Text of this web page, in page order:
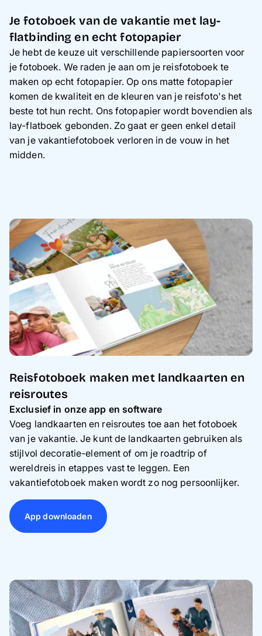
Je fotoboek van de vakantie met lay-
flatbinding en echt fotopapier
Je hebt de keuze uit verschillende papiersoorten voor
je fotoboek. We raden je aan om je reisfotoboek te
maken op echt fotopapier. Op ons matte fotopapier
komen de kwaliteit en de kleuren van je reisfoto's het
beste tot hun recht. Ons fotopapier wordt bovendien als
lay-flatboek gebonden. Zo gaat er geen enkel detail
van je vakantiefotoboek verloren in de vouw in het
midden.
Reisfotoboek maken met landkaarten en
reisroutes
Exclusief in onze app en software
Voeg landkaarten en reisroutes toe aan het fotoboek
van je vakantie. Je kunt de landkaarten gebruiken als
stijlvol decoratie-element of om je roadtrip of
wereldreis in etappes vast te leggen. Een
vakantiefotoboek maken wordt zo nog persoonlijker.
App downloaden